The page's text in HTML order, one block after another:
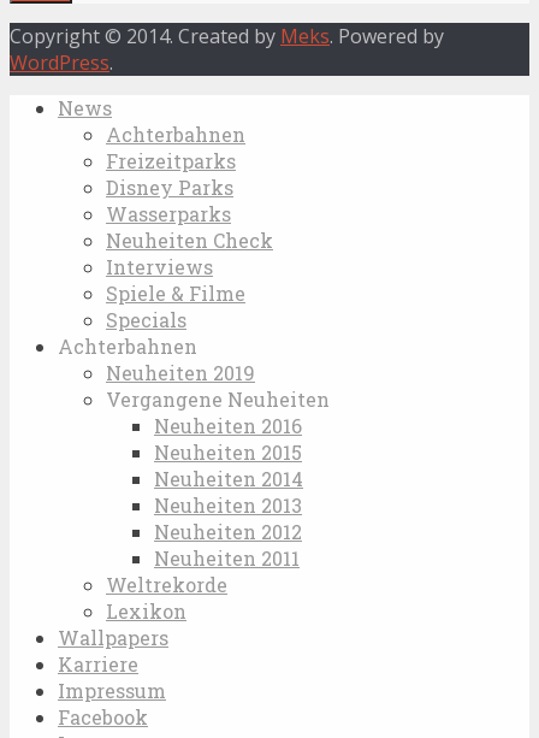
Copyright © 2014. Created by Meks. Powered by
WordPress.
News
Achterbahnen
Freizeitparks
Disney Parks
Wasserparks
Neuheiten Check
Interviews
Spiele & Filme
Specials
Achterbahnen
Neuheiten 2019
Vergangene Neuheiten
Neuheiten 2016
Neuheiten 2015
Neuheiten 2014
Neuheiten 2013
Neuheiten 2012
Neuheiten 2011
Weltrekorde
Lexikon
Wallpapers
Karriere
Impressum
Facebook